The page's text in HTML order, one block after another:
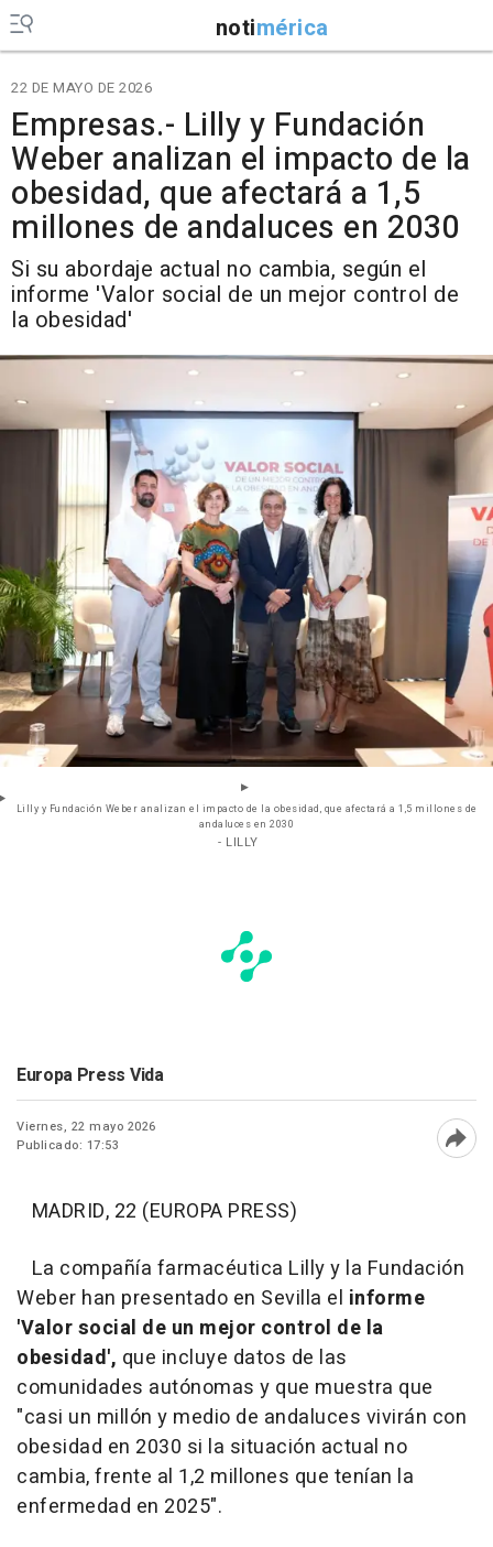
notimérica
22 DE MAYO DE 2026
Empresas.- Lilly y Fundación
Weber analizan el impacto de la
obesidad, que afectará a 1,5
millones de andaluces en 2030
Si su abordaje actual no cambia, según el
informe 'Valor social de un mejor control de
la obesidad'
Lilly y Fundación Weber analizan el impacto de la obesidad, que afectará a 1,5 millones de
andaluces en 2030
- LILLY
Europa Press Vida
Viernes, 22 mayo 2026
Publicado: 17:53
MADRID, 22 (EUROPA PRESS)
La compañía farmacéutica Lilly y la Fundación
Weber han presentado en Sevilla el informe
'Valor social de un mejor control de la
obesidad', que incluye datos de las
comunidades autónomas y que muestra que
"casi un millón y medio de andaluces vivirán con
obesidad en 2030 si la situación actual no
cambia, frente al 1,2 millones que tenían la
enfermedad en 2025".